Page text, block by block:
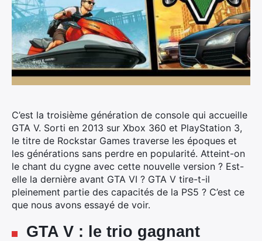
C’est la troisième génération de console qui accueille
GTA V. Sorti en 2013 sur Xbox 360 et PlayStation 3,
le titre de Rockstar Games traverse les époques et
les générations sans perdre en popularité. Atteint-on
le chant du cygne avec cette nouvelle version ? Est-
elle la dernière avant GTA VI ? GTA V tire-t-il
pleinement partie des capacités de la PS5 ? C’est ce
que nous avons essayé de voir.
GTA V : le trio gagnant